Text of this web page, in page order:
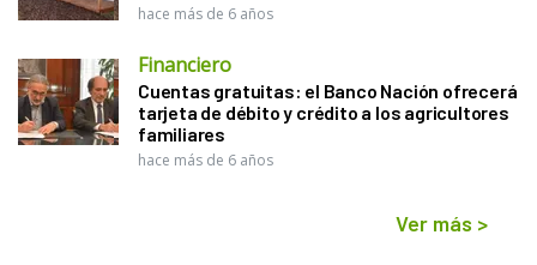
hace más de 6 años
Financiero
Cuentas gratuitas: el Banco Nación ofrecerá
tarjeta de débito y crédito a los agricultores
familiares
hace más de 6 años
Ver más >